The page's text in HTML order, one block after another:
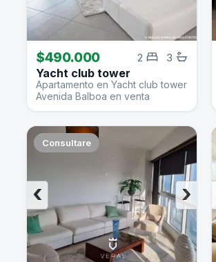
$490.000 3
2
Yacht club tower
Apartamento en Yacht club tower
Avenida Balboa en venta
Consultare
›
‹